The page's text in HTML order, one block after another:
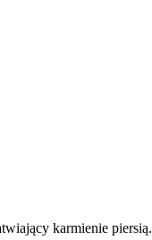
karmienie piersią.